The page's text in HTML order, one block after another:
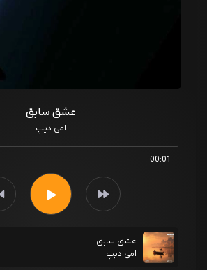
عشق سابق
امی دیپ
00:01
عشق سابق
امی دیپ